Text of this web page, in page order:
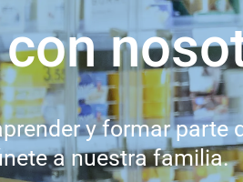
y formar parte
a nuestra familia.